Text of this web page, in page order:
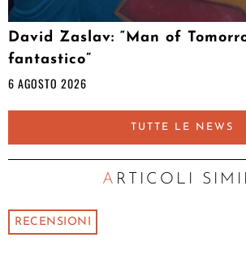
David Zaslav: “Man of
fantastico”
6 AGOSTO 2026
TUTTE LE NEWS
ARTICOLI
RECENSIONI